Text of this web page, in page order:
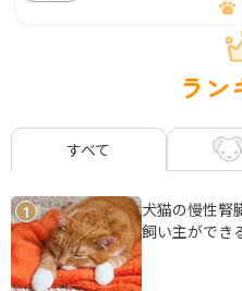
ラン
すべて
1
犬猫の慢性腎
飼い主ができ